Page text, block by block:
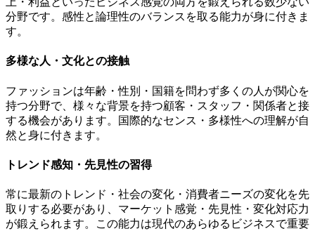
分野です。感性と論理性のバランスを取る能力が身に付きま
す。
多様な人・文化との接触
ファッションは年齢・性別・国籍を問わず多くの人が関心を
持つ分野で、様々な背景を持つ顧客・スタッフ・関係者と接
する機会があります。国際的なセンス・多様性への理解が自
然と身に付きます。
トレンド感知・先見性の習得
常に最新のトレンド・社会の変化・消費者ニーズの変化を先
取りする必要があり、マーケット感覚・先見性・変化対応力
が鍛えられます。この能力は現代のあらゆるビジネスで重要